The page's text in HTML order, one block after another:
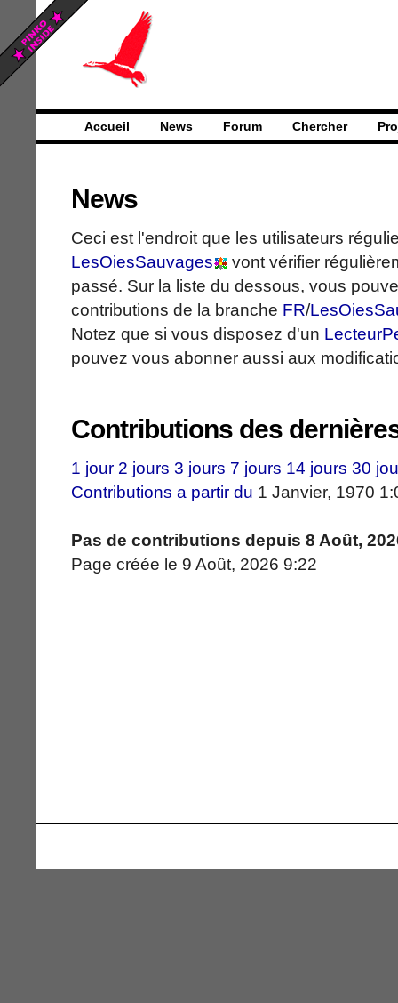
Accueil News Forum Chercher
News
Ceci est l'endroit que les utilisateurs
LesOiesSauvages
vont vérifier
passé. Sur la liste du dessous, vous
contributions de la branche FR/
Notez que si vous disposez d'un
pouvez vous abonner aussi aux
Contributions des
1 jour 2 jours 3 jours 7 jours 14 jours 30
Contributions a partir du 1 Janvier, 1970
Pas de contributions depuis 8 Août,
Page créée le 9 Août, 2026 9:22